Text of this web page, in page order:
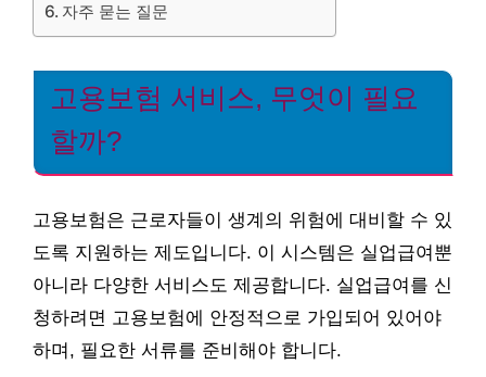
자주 묻는 질문
고용보험 서비스, 무엇이 필요
할까?
고용보험은 근로자들이 생계의 위험에 대비할 수 있
도록 지원하는 제도입니다. 이 시스템은 실업급여뿐
아니라 다양한 서비스도 제공합니다. 실업급여를 신
청하려면 고용보험에 안정적으로 가입되어 있어야
하며, 필요한 서류를 준비해야 합니다.